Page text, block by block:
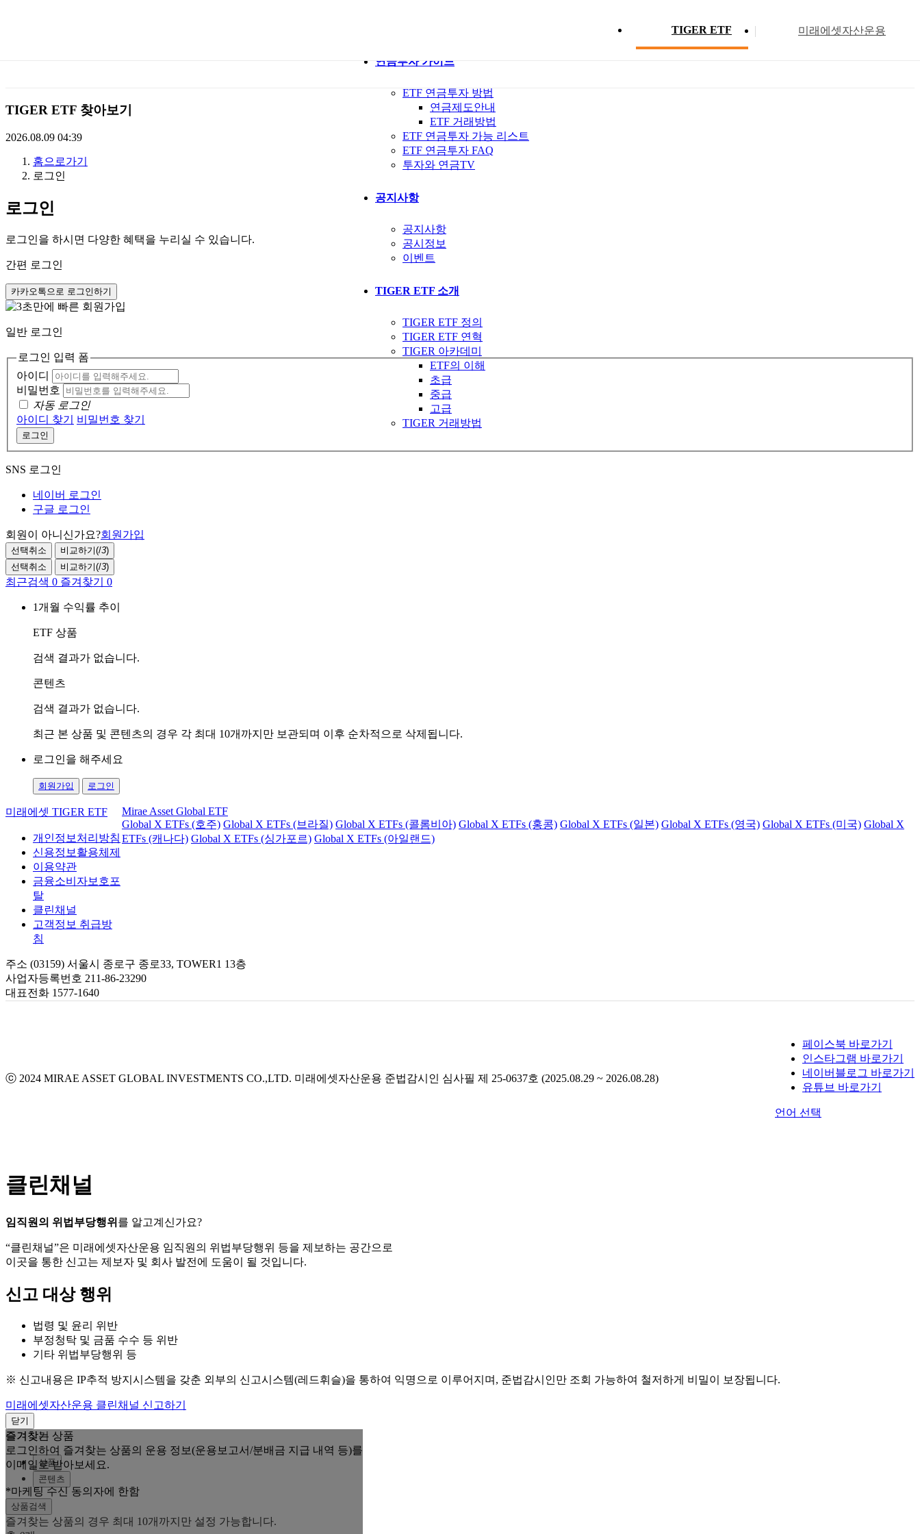
TIGER ETF 미래에셋자산운용
에
셋
TIGERETF
연금투자 가이드
ETF 연금투자 방법
연금제도안내
ETF 거래방법
ETF 연금투자 가능 리스트
ETF 연금투자 FAQ
투자와 연금TV
공지사항
공지사항
공시정보
이벤트
TIGER ETF 소개
TIGER ETF 정의
TIGER ETF 연혁
TIGER 아카데미
ETF의 이해
초급
중급
고급
TIGER 거래방법
ETF 분배금 현황
TIGER ETF 찾아보기
2026.08.09 04:39
홈으로가기
로그인
로그인
로그인을 하시면 다양한 혜택을 누리실 수 있습니다.
간편 로그인
카카오톡으로 로그인하기
일반 로그인
로그인 입력 폼
아이디
비밀번호
로그인
자동 로그인
아이디 찾기
비밀번호 찾기
SNS 로그인
네이버 로그인
구글 로그인
회원이 아니신가요?회원가입
선택취소 비교하기(/3)
선택취소
비교하기(/3)
최근검색 0 즐겨찾기 0
1개월 수익률 추이
ETF 상품
검색 결과가 없습니다.
콘텐츠
검색 결과가 없습니다.
최근 본 상품 및 콘텐츠의 경우 각 최대 10개까지만 보관되며 이후 순차적으로 삭제됩니다.
로그인을 해주세요
회원가입 로그인
미래에셋 TIGER ETF
개인정보처리방침
신용정보활용체제
이용약관
금융소비자보호포
탈
클린채널
고객정보 취급방
침
Mirae Asset Global ETF
Global X ETFs (호주) Global X ETFs (브라질) Global X ETFs (콜롬비아) Global X ETFs (홍콩) Global X ETFs (일본) Global X ETFs (영국) Global X ETFs (미국) Global X
ETFs (캐나다) Global X ETFs (싱가포르) Global X ETFs (아일랜드)
주소 (03159) 서울시 종로구 종로33, TOWER1 13층
사업자등록번호 211-86-23290
대표전화 1577-1640
ⓒ 2024 MIRAE ASSET GLOBAL INVESTMENTS CO.,LTD. 미래에셋자산운용 준법감시인 심사필 제 25-0637호 (2025.08.29 ~ 2026.08.28)
페이스북 바로가기
인스타그램 바로가기
네이버블로그 바로가기
유튜브 바로가기
언어 선택
클린채널
임직원의 위법부당행위 를 알고계신가요?
“클린채널”은 미래에셋자산운용 임직원의 위법부당행위 등을 제보하는 공간으로
이곳을 통한 신고는 제보자 및 회사 발전에 도움이 될 것입니다.
신고 대상 행위
법령 및 윤리 위반
부정청탁 및 금품 수수 등 위반
기타 위법부당행위 등
※ 신고내용은 IP추적 방지시스템을 갖춘 외부의 신고시스템(레드휘슬)을 통하여 익명으로 이루어지며, 준법감시인만 조회 가능하여 철저하게 비밀이 보장됩니다.
미래에셋자산운용 클린채널 신고하기
닫기
즐겨찾는 상품
로그인하여 즐겨찾는 상품의 운용 정보(운용보고서/분배금 지급 내역 등)를
이메일로 받아보세요.
*마케팅 수신 동의자에 한함
즐겨찾기
상품
콘텐츠
상품검색
즐겨찾는 상품의 경우 최대 10개까지만 설정 가능합니다.